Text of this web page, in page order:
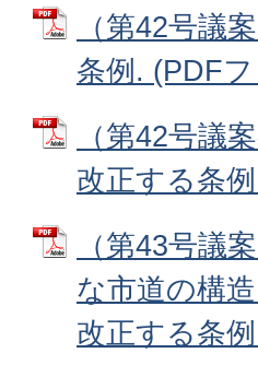
（第42号議
条例. (PDF
（第42号議
改正する条
（第43号議
な市道の構
改正する条